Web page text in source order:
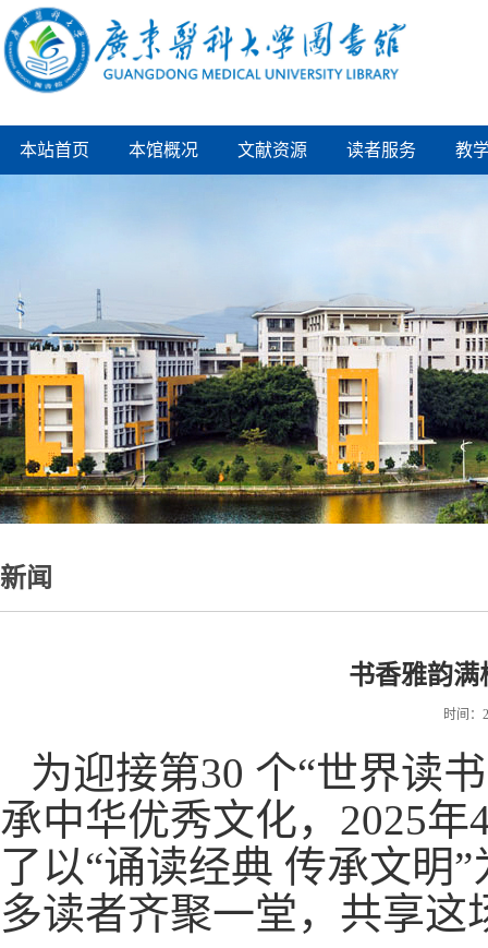
本站首页 本馆概况 文献资源 读者服务 教
新闻
书香雅韵满
时间：
为迎接第30 个“世界读
承中华优秀文化，2025
了以“诵读经典 传承文明
多读者齐聚一堂，共享这